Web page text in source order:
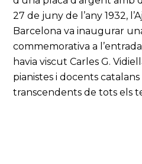
27 de juny de l’any 1932,
Barcelona va inaugurar
commemorativa a
havia viscut Carles G.
pianistes i docents catalans
transcendents de tots els